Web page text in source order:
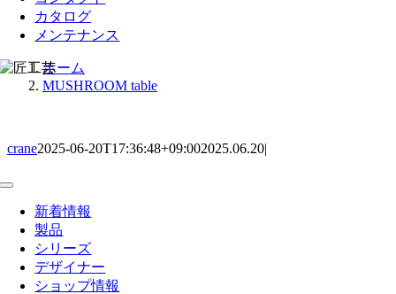
カタログ
メンテナンス
ホーム
MUSHROOM table
crane2025-06-20T17:36:48+09:002025.06.20|
Toggle
Navigation新着情報
製品
シリーズ
デザイナー
ショップ情報